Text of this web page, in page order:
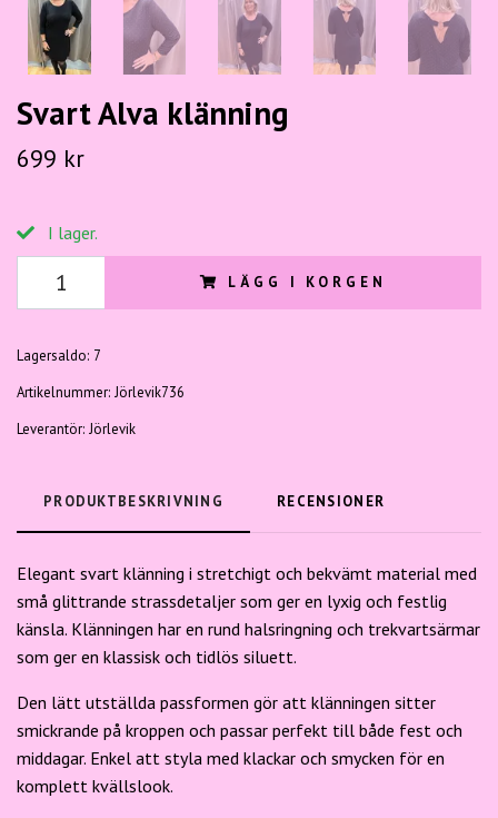
Svart Alva klänning
699 kr
I lager.
LÄGG I KORGEN
Lagersaldo: 7
Artikelnummer: Jörlevik736
Leverantör: Jörlevik
PRODUKTBESKRIVNING RECENSIONER
Elegant svart klänning i stretchigt och bekvämt material med
små glittrande strassdetaljer som ger en lyxig och festlig
känsla. Klänningen har en rund halsringning och trekvartsärmar
som ger en klassisk och tidlös siluett.
Den lätt utställda passformen gör att klänningen sitter
smickrande på kroppen och passar perfekt till både fest och
middagar. Enkel att styla med klackar och smycken för en
komplett kvällslook.